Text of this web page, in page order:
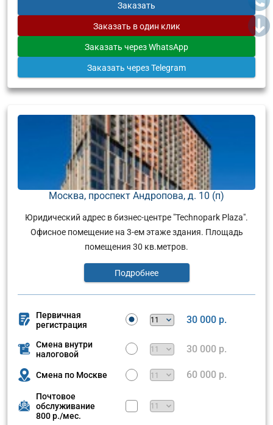
Заказать
Заказать в один клик
Заказать через WhatsApp
Заказать через Telegram
Москва, проспект Андропова, д. 10 (п)
Юридический адрес в бизнес-центре "Technopark Plaza".
Офисное помещение на 3-ем этаже здания. Площадь
помещения 30 кв.метров.
Подробнее
Первичная
регистрация
30 000 р.
Смена внутри
налоговой
30 000 р.
Смена по Москве 60 000 р.
Почтовое
обслуживание
800 р./мес.